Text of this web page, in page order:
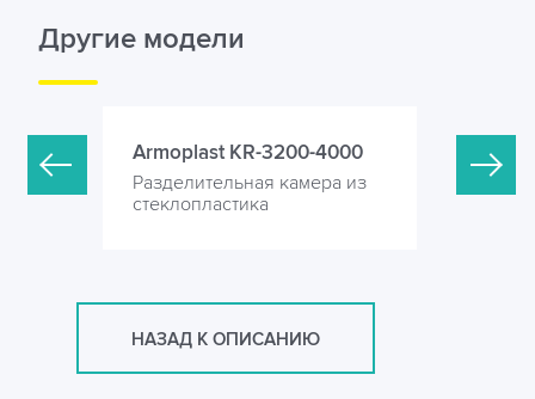
Другие модели
из
Armoplast KR-3200-4000
Разделительная камера из
стеклопластика
НАЗАД К ОПИСАНИЮ